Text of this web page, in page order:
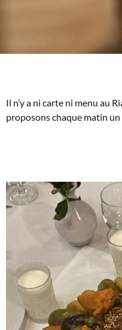
Il n’y a ni carte ni menu au
proposons chaque matin